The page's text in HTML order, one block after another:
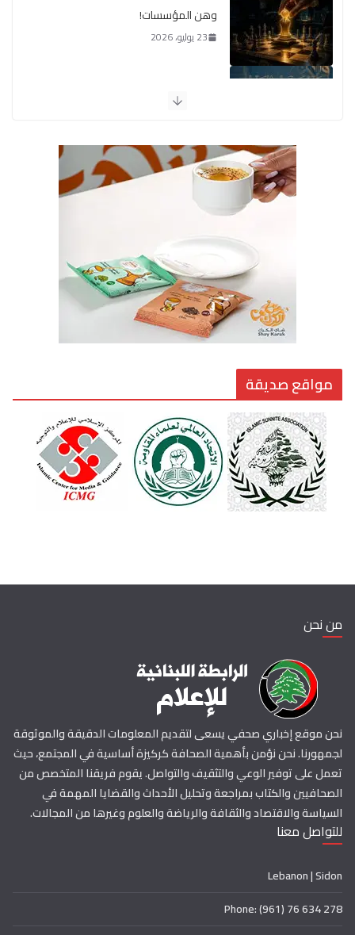
وهن المؤسسات!
23 يوليو، 2026
الوضع اليوم في الشرق الأوسط
6 أغسطس، 2026
مواقع صديقة
من نحن
نحن موقع إخباري صحفي يسعى لتقديم المعلومات الدقيقة والموثوقة
لجمهورنا. نحن نؤمن بأهمية الصحافة كركيزة أساسية في المجتمع، حيث
تعمل على توفير الوعي والتثقيف والتواصل. يقوم فريقنا المتخصص من
الصحافيين والكتاب بمراجعة وتحليل الأحداث والقضايا المهمة في
السياسة والاقتصاد والثقافة والرياضة والعلوم وغيرها من المجالات.
للتواصل معنا
Lebanon | Sidon
Phone: (961) 76 634 278